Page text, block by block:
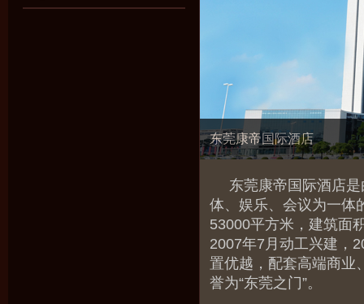
东莞康帝国际酒店
东莞康帝国际酒店
体、娱乐、会议为一体
53000平方米，建筑面
2007年7月动工兴建，
置优越，配套高端商业
誉为“东莞之门”。